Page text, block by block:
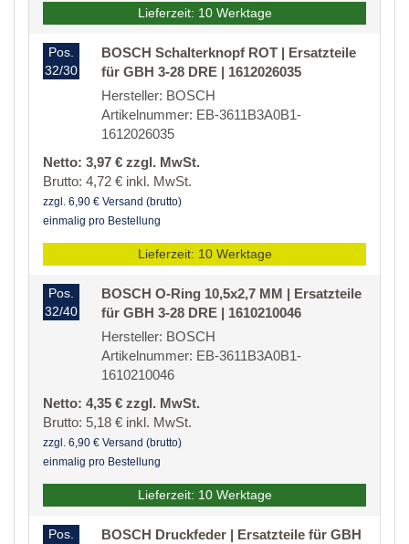
Lieferzeit: 10 Werktage
Pos.
32/30
BOSCH Schalterknopf ROT | Ersatzteile
für GBH 3-28 DRE | 1612026035
Hersteller: BOSCH
Artikelnummer: EB-3611B3A0B1-
1612026035
Netto: 3,97 € zzgl. MwSt.
Brutto: 4,72 € inkl. MwSt.
zzgl. 6,90 € Versand (brutto)
einmalig pro Bestellung
Lieferzeit: 10 Werktage
Pos.
32/40
BOSCH O-Ring 10,5x2,7 MM | Ersatzteile
für GBH 3-28 DRE | 1610210046
Hersteller: BOSCH
Artikelnummer: EB-3611B3A0B1-
1610210046
Netto: 4,35 € zzgl. MwSt.
Brutto: 5,18 € inkl. MwSt.
zzgl. 6,90 € Versand (brutto)
einmalig pro Bestellung
Lieferzeit: 10 Werktage
Pos.
BOSCH Druckfeder | Ersatzteile für GBH